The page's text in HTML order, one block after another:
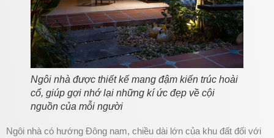
Ngôi nhà được thiết kế mang đậm kiến trúc hoài
cổ, giúp gợi nhớ lại những kí ức đẹp về cội
nguồn của mỗi người
Ngôi nhà có hướng Đông nam, chiều dài lớn của khu đất đối với